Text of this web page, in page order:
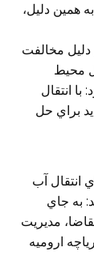
همين دليل،
دليل مخالفت
محيط
انتقال
براي حل
انتقال آب
به جاي
مديريت
اروميه